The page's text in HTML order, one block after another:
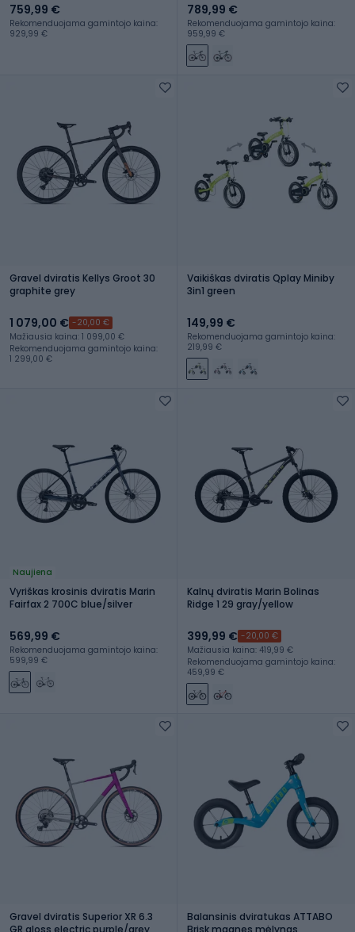
759,99 €
Rekomenduojama gamintojo kaina:
929,99 €
789,99 €
Rekomenduojama gamintojo kaina:
959,99 €
Gravel dviratis Kellys Groot 30
graphite grey
1 079,00 € -20,00 €
Mažiausia kaina: 1 099,00 €
Rekomenduojama gamintojo kaina:
1 299,00 €
Vaikiškas dviratis Qplay Miniby
3in1 green
149,99 €
Rekomenduojama gamintojo kaina:
219,99 €
Naujiena
Vyriškas krosinis dviratis Marin
Fairfax 2 700C blue/silver
569,99 €
Rekomenduojama gamintojo kaina:
599,99 €
Kalnų dviratis Marin Bolinas
Ridge 1 29 gray/yellow
399,99 € -20,00 €
Mažiausia kaina: 419,99 €
Rekomenduojama gamintojo kaina:
459,99 €
Gravel dviratis Superior XR 6.3
GR gloss electric purple/grey
Balansinis dviratukas ATTABO
Brisk magnes mėlynas